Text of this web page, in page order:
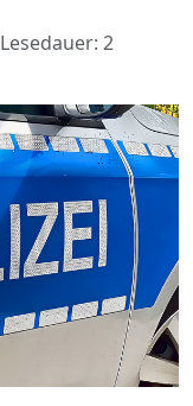
Lesedauer: 2